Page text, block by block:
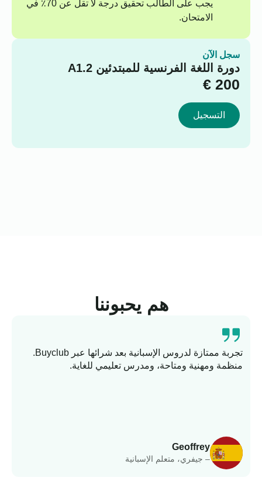
يجب على الطالب تحقيق درجة لا تقل عن 70٪ في
الامتحان.
سجل الآن
دورة اللغة الفرنسية للمبتدئين A1.2
€ 200
التسجيل
هم يحبوننا
Geoffrey
– جيفري، متعلم الإسبانية
تجربة ممتازة لدروس الإسبانية بعد شرائها عبر Buyclub.
منظمة ومهنية ومتاحة، ومدرس تعليمي للغاية.